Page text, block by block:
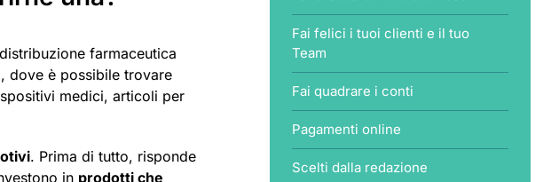
farmaceutica
, dove è possibile trovare
medici, articoli per
. Prima di tutto, risponde
in prodotti che
Fai felici i tuoi clienti e il tuo
Team
Fai quadrare i conti
Pagamenti online
Scelti dalla redazione